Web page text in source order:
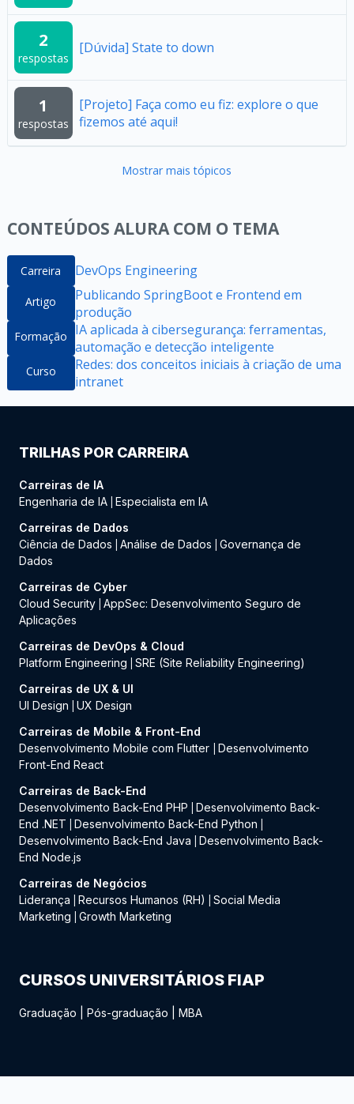
2
respostas
[Dúvida] State to down
1
respostas
[Projeto] Faça como eu fiz: explore o que
fizemos até aqui!
Mostrar mais tópicos
CONTEÚDOS ALURA COM O TEMA
Carreira DevOps Engineering
Artigo
Publicando SpringBoot e Frontend em
produção
Formação IA aplicada à cibersegurança: ferramentas,
automação e detecção inteligente
Curso
Redes: dos conceitos iniciais à criação de uma
intranet
TRILHAS POR CARREIRA
Carreiras de IA
Engenharia de IA Especialista em IA
Carreiras de Dados
Ciência de Dados
Análise de Dados
Governança de
Dados
Carreiras de Cyber
Cloud Security AppSec: Desenvolvimento Seguro de
Aplicações
Carreiras de DevOps & Cloud
Platform Engineering
SRE (Site Reliability Engineering)
Carreiras de UX & UI
UI Design
UX Design
Carreiras de Mobile & Front-End
Desenvolvimento Mobile com Flutter
Desenvolvimento
Front-End React
Carreiras de Back-End
Desenvolvimento Back-End PHP
Desenvolvimento Back-
End .NET
Desenvolvimento Back-End Python
Desenvolvimento Back-End Java
Desenvolvimento Back-
End Node.js
Carreiras de Negócios
Liderança
Recursos Humanos (RH)
Social Media
Marketing
Growth Marketing
CURSOS UNIVERSITÁRIOS FIAP
Graduação Pós-graduação MBA